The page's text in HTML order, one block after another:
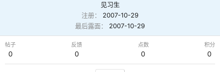
见习生
注册
2007-10-29
最后露面
2007-10-29
帖子
0
反馈
0
点数
0
积分
0